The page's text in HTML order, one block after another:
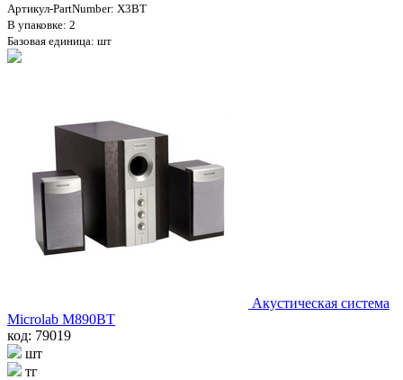
Артикул-PartNumber: X3BT
В упаковке: 2
Базовая единица: шт
Акустическая система
Microlab M890BT
код: 79019
шт
тг